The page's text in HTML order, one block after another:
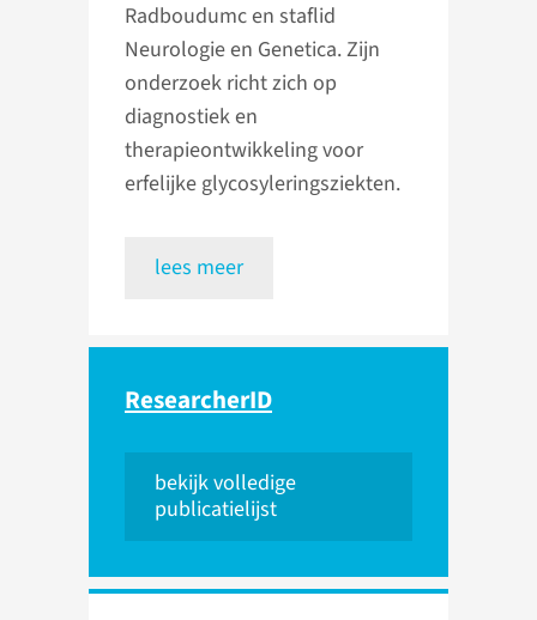
Radboudumc en staflid
Neurologie en Genetica. Zijn
onderzoek richt zich op
diagnostiek en
therapieontwikkeling voor
erfelijke glycosyleringsziekten.
lees meer
ResearcherID
bekijk volledige
publicatielijst